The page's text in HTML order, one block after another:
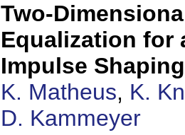
Two-
Equalization for
Impulse
K. Matheus, K.
D. Kammeyer